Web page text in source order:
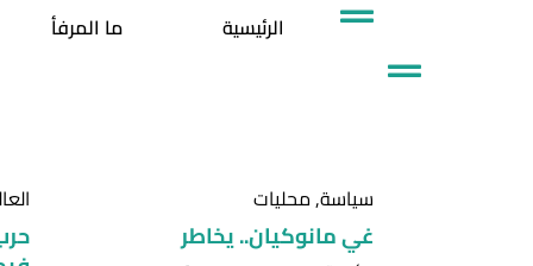
الرئيسية ما المرفأ
سياسة,محليات
غي مانوكيان.. يخاطر